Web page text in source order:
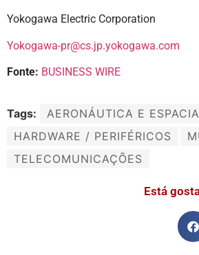
Yokogawa Electric Corporation
Yokogawa-pr@cs.jp.yokogawa.com
Fonte: BUSINESS WIRE
Tags: AERONÁUTICA E
HARDWARE / PERIFÉRICOS
TELECOMUNICAÇÕES
Está